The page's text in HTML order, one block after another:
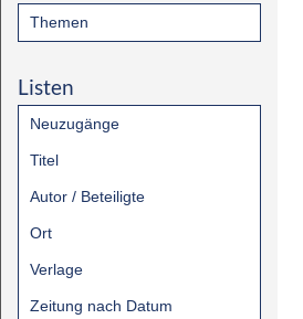
Themen
Listen
Neuzugänge
Titel
Autor / Beteiligte
Ort
Verlage
Zeitung nach Datum